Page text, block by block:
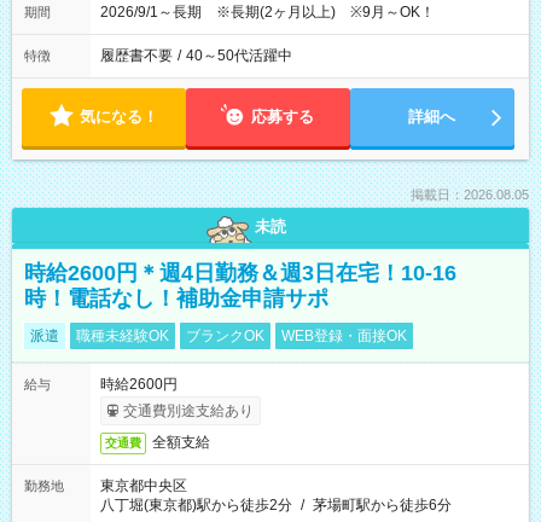
期間 2026/9/1～長期 ※長期(2ヶ月以上) ※9月～OK！
特徴 履歴書不要 / 40～50代活躍中
気になる！ 応募する 詳細へ
掲載日：2026.08.05
未読
時給2600円＊週4日勤務＆週3日在宅！10-16
時！電話なし！補助金申請サポ
派遣 職種未経験OK ブランクOK WEB登録・面接OK
給与
時給2600円
交通費別途支給あり
交通費 全額支給
勤務地
東京都中央区
八丁堀(東京都)駅から徒歩2分 / 茅場町駅から徒歩6分